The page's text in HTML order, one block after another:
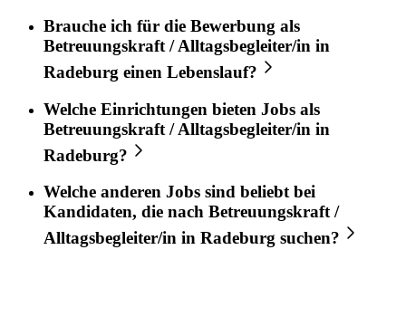
Brauche ich für die Bewerbung als
Betreuungskraft / Alltagsbegleiter/in in
Radeburg einen Lebenslauf?
Welche Einrichtungen bieten Jobs als
Betreuungskraft / Alltagsbegleiter/in in
Radeburg?
Welche anderen Jobs sind beliebt bei
Kandidaten, die nach Betreuungskraft /
Alltagsbegleiter/in in Radeburg suchen?